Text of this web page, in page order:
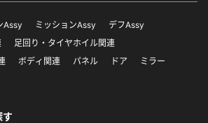
Assy ミッションAssy
デフAssy
足回り・タイヤホイル関連
ボディ関連 パネル ドア
ミラー
す